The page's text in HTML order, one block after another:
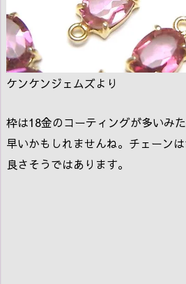
ケンケンジェムズより
枠は18金のコーティングが多いみ
早いかもしれませんね。チェーン
良さそうではあります。